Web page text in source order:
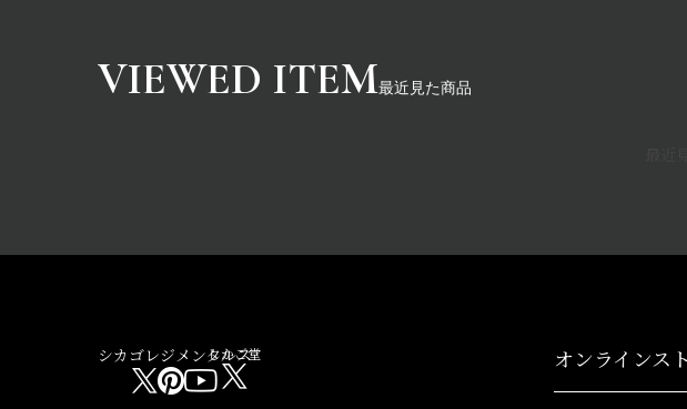
最近見た商品
シカゴレジメンタルス
しかご堂 オンラインス